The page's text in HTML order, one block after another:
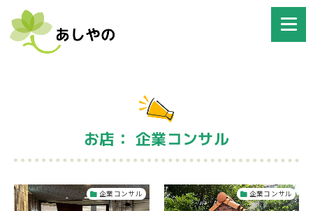
お店： 企業コンサル
企業コンサル 企業コンサル